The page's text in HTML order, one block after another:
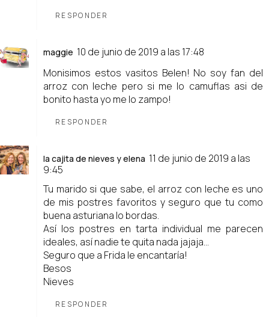
RESPONDER
maggie 10 de junio de 2019 a las 17:48
Monisimos estos vasitos Belen! No soy fan del
arroz con leche pero si me lo camuflas asi de
bonito hasta yo me lo zampo!
RESPONDER
la cajita de nieves y elena 11 de junio de 2019 a las
9:45
Tu marido si que sabe, el arroz con leche es uno
de mis postres favoritos y seguro que tu como
buena asturiana lo bordas.
Así los postres en tarta individual me parecen
ideales, así nadie te quita nada jajaja...
Seguro que a Frida le encantaría!
Besos
Nieves
RESPONDER